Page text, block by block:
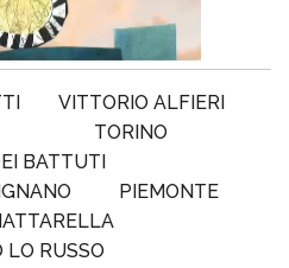
VITTORIO ALFIERI
TORINO
BATTUTI
PIEMONTE
LO RUSSO